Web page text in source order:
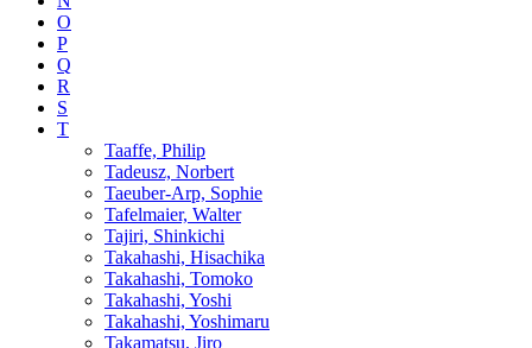
O
P
Q
R
S
T
Taaffe, Philip
Tadeusz, Norbert
Taeuber-Arp, Sophie
Tafelmaier, Walter
Tajiri, Shinkichi
Takahashi, Hisachika
Takahashi, Tomoko
Takahashi, Yoshi
Takahashi, Yoshimaru
Takamatsu, Jiro